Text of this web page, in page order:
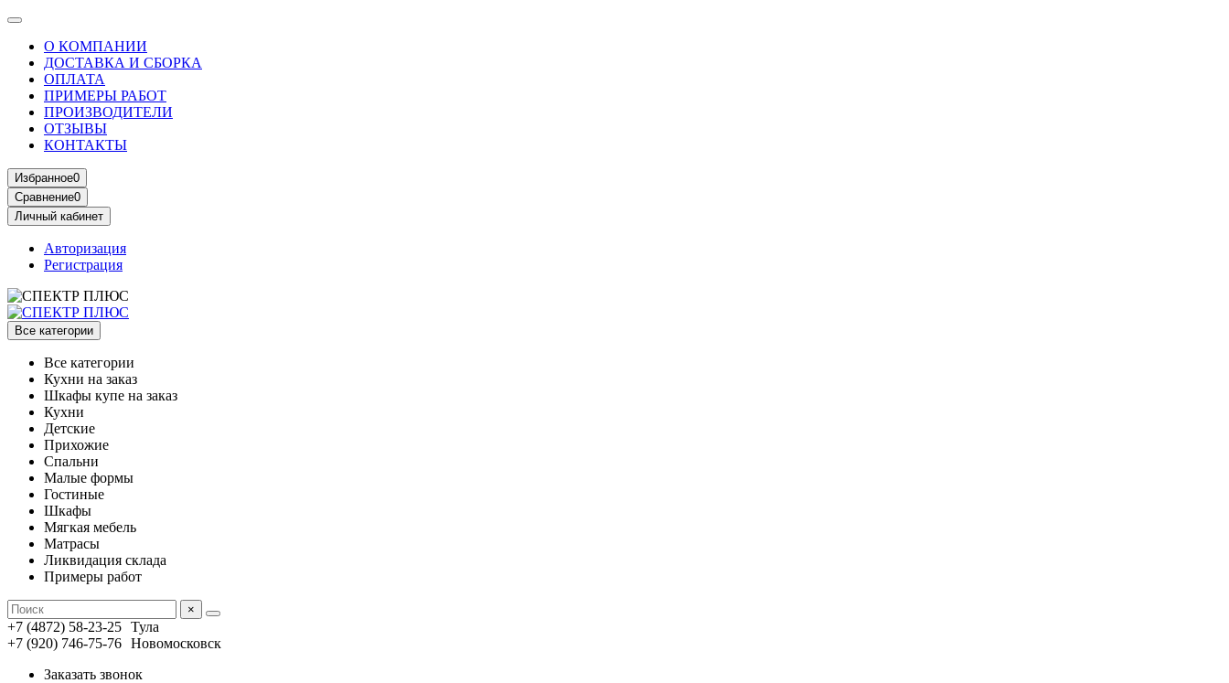
О КОМПАНИИ
ДОСТАВКА И СБОРКА
ОПЛАТА
ПРИМЕРЫ РАБОТ
ПРОИЗВОДИТЕЛИ
ОТЗЫВЫ
КОНТАКТЫ
Избранное0
Сравнение0
Личный кабинет
Авторизация
Регистрация
Все категории
Все категории
Кухни на заказ
Шкафы купе на заказ
Кухни
Детские
Прихожие
Спальни
Малые формы
Гостиные
Шкафы
Мягкая мебель
Матрасы
Ликвидация склада
Примеры работ
×
+7 (4872) 58-23-25 Тула
+7 (920) 746-75-76 Новомосковск
Заказать звонок